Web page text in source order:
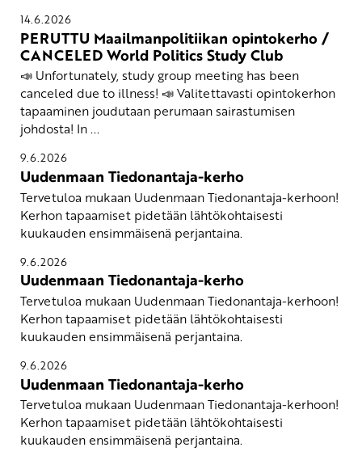
14.6.2026
PERUTTU Maailmanpolitiikan opintokerho /
CANCELED World Politics Study Club
📣 Unfortunately, study group meeting has been
canceled due to illness! 📣 Valitettavasti opintokerhon
tapaaminen joudutaan perumaan sairastumisen
johdosta! In ...
9.6.2026
Uudenmaan Tiedonantaja-kerho
Tervetuloa mukaan Uudenmaan Tiedonantaja-kerhoon!
Kerhon tapaamiset pidetään lähtökohtaisesti
kuukauden ensimmäisenä perjantaina.
9.6.2026
Uudenmaan Tiedonantaja-kerho
Tervetuloa mukaan Uudenmaan Tiedonantaja-kerhoon!
Kerhon tapaamiset pidetään lähtökohtaisesti
kuukauden ensimmäisenä perjantaina.
9.6.2026
Uudenmaan Tiedonantaja-kerho
Tervetuloa mukaan Uudenmaan Tiedonantaja-kerhoon!
Kerhon tapaamiset pidetään lähtökohtaisesti
kuukauden ensimmäisenä perjantaina.